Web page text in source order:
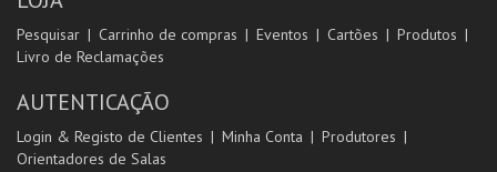
Pesquisar Carrinho de compras Eventos Cartões
Produtos
Livro de Reclamações
AUTENTICAÇÃO
Login & Registo de Clientes Minha Conta
Produtores
Orientadores de Salas